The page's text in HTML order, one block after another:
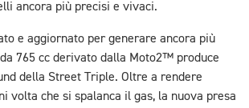
ancora più precisi e vivaci.
e aggiornato per generare ancora più
765 cc derivato dalla Moto2™ produce
della Street Triple. Oltre a rendere
volta che si spalanca il gas, la nuova presa